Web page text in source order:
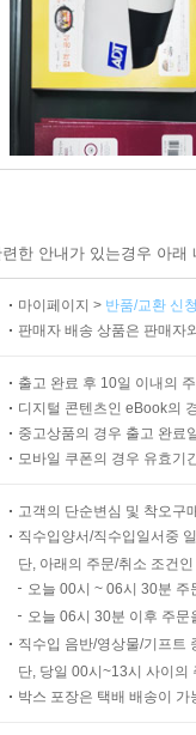
한 안내가 있는경우 아
마이페이지 > 반품/교환 신
판매자 배송 상품은 판매자
출고 완료 후 10일 이내의
디지털 콘텐츠인 eBook의
중고상품의 경우 출고 완료
모바일 쿠폰의 경우 유효기
고객의 단순변심 및 착오구
직수입양서/직수입일서중
단, 아래의 주문/취소 조건
오늘 00시 ~ 06시 30분
오늘 06시 30분 이후 주
직수입 음반/영상물/기프트
단, 당일 00시~13시 사이의
박스 포장은 택배 배송이